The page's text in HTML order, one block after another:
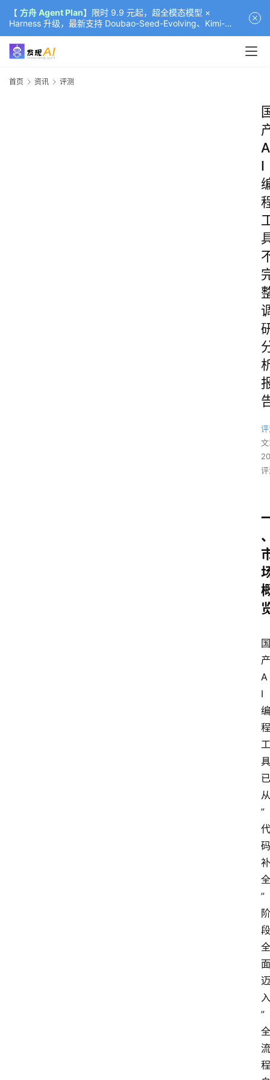
【 方舟 Agent Plan】限时 9.9 元起，超全模态模型 ×
Harness 升级，最新支持 Doubao-Seed-Evolving、Kimi-
K3（部分）、GLM-5.2
首页 资讯 评测
A
I
国
产
A
I
编
程
工
具
已
从
”
代
码
补
全
”
阶
段
全
面
迈
入
”
全
流
程